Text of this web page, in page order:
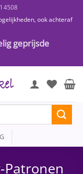
ook achteraf
geprijsde